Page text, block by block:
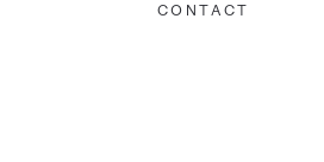
Contact